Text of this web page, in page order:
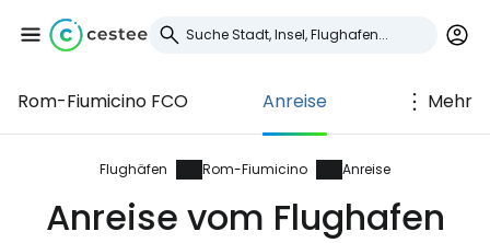
Rom-Fiumicino FCO Anreise Mehr
Flughäfen Rom-Fiumicino Anreise
Anreise vom Flughafen
Anmeldung bei
Cestee
... die weltweite Reise-Community